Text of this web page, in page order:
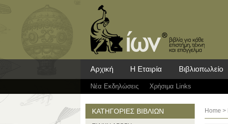
Αρχική Η Εταιρία Βιβλιοπωλείο
Νέα Eκδηλώσεις Χρήσιμα Links
ΚΑΤΗΓΟΡΙΕΣ ΒΙΒΛΙΩΝ Home >